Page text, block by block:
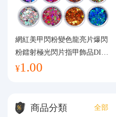
網紅美甲閃粉變色龍亮片爆閃
粉鐳射極光閃片指甲飾品DIY
手工流麻
¥1.00
商品分類 全部